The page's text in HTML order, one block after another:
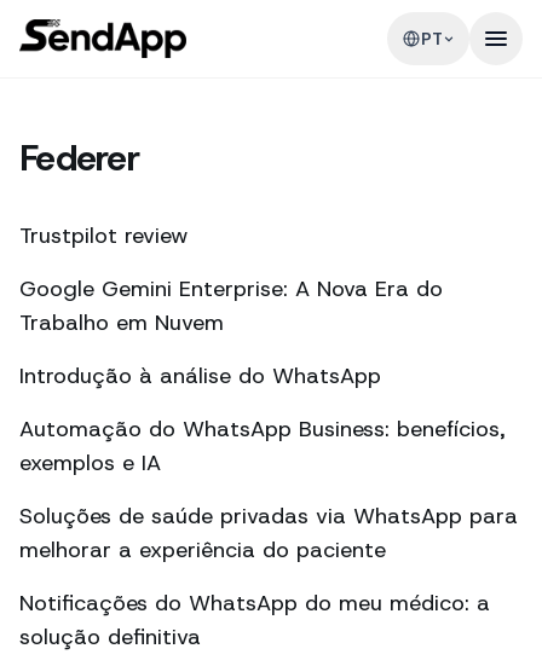
PT
Federer
Trustpilot review
Google Gemini Enterprise: A Nova Era do
Trabalho em Nuvem
Introdução à análise do WhatsApp
Automação do WhatsApp Business: benefícios,
exemplos e IA
Soluções de saúde privadas via WhatsApp para
melhorar a experiência do paciente
Notificações do WhatsApp do meu médico: a
solução definitiva